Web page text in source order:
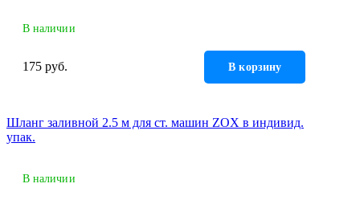
В наличии
175 руб. В корзину
Шланг заливной 2.5 м для ст. машин ZOX в индивид.
упак.
В наличии